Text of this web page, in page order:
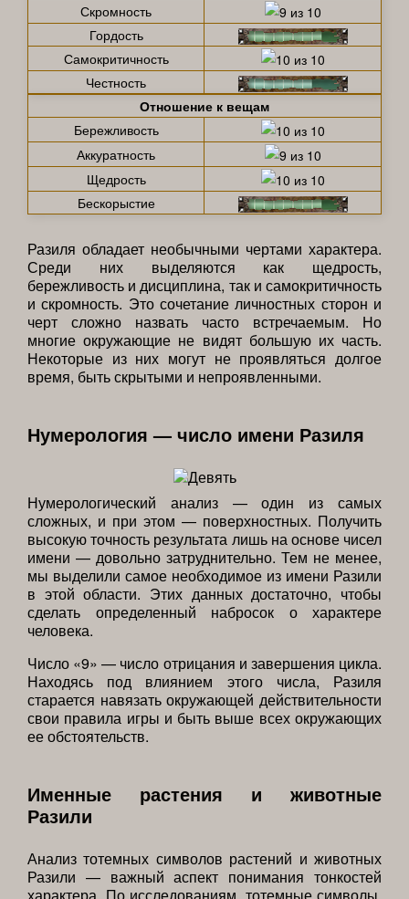
Скромность
Гордость
Самокритичность
Честность
Отношение к вещам
Бережливость
Аккуратность
Щедрость
Бескорыстие
Разиля обладает необычными чертами характера.
Среди них выделяются как щедрость,
бережливость и дисциплина, так и самокритичность
и скромность. Это сочетание личностных сторон и
черт сложно назвать часто встречаемым. Но
многие окружающие не видят большую их часть.
Некоторые из них могут не проявляться долгое
время, быть скрытыми и непроявленными.
Нумерология — число имени Разиля
Нумерологический анализ — один из самых
сложных, и при этом — поверхностных. Получить
высокую точность результата лишь на основе чисел
имени — довольно затруднительно. Тем не менее,
мы выделили самое необходимое из имени Разили
в этой области. Этих данных достаточно, чтобы
сделать определенный набросок о характере
человека.
Число «9» — число отрицания и завершения цикла.
Находясь под влиянием этого числа, Разиля
старается навязать окружающей действительности
свои правила игры и быть выше всех окружающих
ее обстоятельств.
Именные растения и животные
Разили
Анализ тотемных символов растений и животных
Разили — важный аспект понимания тонкостей
характера. По исследованиям, тотемные символы,